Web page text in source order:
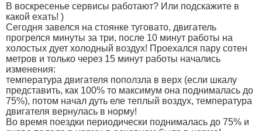
В воскресенье сервисы работают? Или подскажите в
какой ехать! )
Сегодня завелся на стоянке туговато, двигатель
прогрелся минуты за три, после 10 минут работы на
холостых дует холодный воздух! Проехался пару сотен
метров и только через 15 минут работы начались
изменения:
температура двигателя поползла в верх (если шкалу
представить, как 100% то максимум она поднималась до
75%), потом начал дуть еле теплый воздух, температура
двигателя вернулась в норму!
Во время поездки периодически поднималась до 75% и